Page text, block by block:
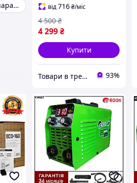
Зварювальний апарат 3 в 1
від716₴/міс
4 299₴
4 500 ₴
Купити
Товари в тренді 93%